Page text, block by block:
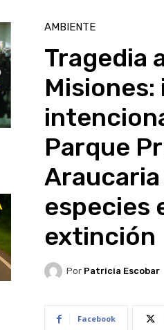
AMBIENTE
Tragedia
Parque
especies
extinción
Por Patricia Escobar
Facebook